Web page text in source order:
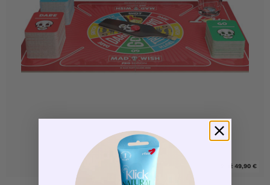
2 už 49,90 €